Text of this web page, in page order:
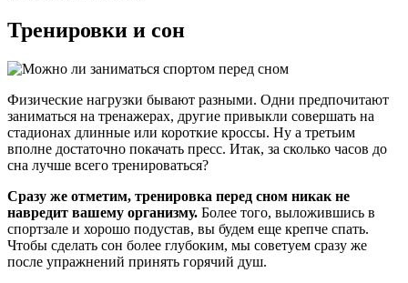
Тренировки и сон
Физические нагрузки бывают разными. Одни предпочитают
заниматься на тренажерах, другие привыкли совершать на
стадионах длинные или короткие кроссы. Ну а третьим
вполне достаточно покачать пресс. Итак, за сколько часов до
сна лучше всего тренироваться?
Сразу же отметим, тренировка перед сном никак не
навредит вашему организму. Более того, выложившись в
спортзале и хорошо подустав, вы будем еще крепче спать.
Чтобы сделать сон более глубоким, мы советуем сразу же
после упражнений принять горячий душ.